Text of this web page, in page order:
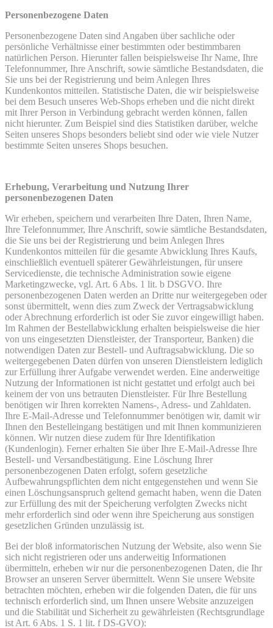
Personenbezogene Daten
Personenbezogene Daten sind Angaben über sachliche oder
persönliche Verhältnisse einer bestimmten oder bestimmbaren
natürlichen Person. Hierunter fallen beispielsweise Ihr Name, Ihre
Telefonnummer, Ihre Anschrift, sowie sämtliche Bestandsdaten, die
Sie uns bei der Registrierung und beim Anlegen Ihres
Kundenkontos mitteilen. Statistische Daten, die wir beispielsweise
bei dem Besuch unseres Web-Shops erheben und die nicht direkt
mit Ihrer Person in Verbindung gebracht werden können, fallen
nicht hierunter. Zum Beispiel sind dies Statistiken darüber, welche
Seiten unseres Shops besonders beliebt sind oder wie viele Nutzer
bestimmte Seiten unseres Shops besuchen.
Erhebung, Verarbeitung und Nutzung Ihrer
personenbezogenen Daten
Wir erheben, speichern und verarbeiten Ihre Daten, Ihren Name,
Ihre Telefonnummer, Ihre Anschrift, sowie sämtliche Bestandsdaten,
die Sie uns bei der Registrierung und beim Anlegen Ihres
Kundenkontos mitteilen für die gesamte Abwicklung Ihres Kaufs,
einschließlich eventuell späterer Gewährleistungen, für unsere
Servicedienste, die technische Administration sowie eigene
Marketingzwecke, vgl. Art. 6 Abs. 1 lit. b DSGVO. Ihre
personenbezogenen Daten werden an Dritte nur weitergegeben oder
sonst übermittelt, wenn dies zum Zweck der Vertragsabwicklung
oder Abrechnung erforderlich ist oder Sie zuvor eingewilligt haben.
Im Rahmen der Bestellabwicklung erhalten beispielsweise die hier
von uns eingesetzten Dienstleister, der Transporteur, Banken) die
notwendigen Daten zur Bestell- und Auftragsabwicklung. Die so
weitergegebenen Daten dürfen von unseren Dienstleistern lediglich
zur Erfüllung ihrer Aufgabe verwendet werden. Eine anderweitige
Nutzung der Informationen ist nicht gestattet und erfolgt auch bei
keinem der von uns betrauten Dienstleister. Für Ihre Bestellung
benötigen wir Ihren korrekten Namens-, Adress- und Zahldaten.
Ihre E-Mail-Adresse und Telefonnummer benötigen wir, damit wir
Ihnen den Bestelleingang bestätigen und mit Ihnen kommunizieren
können. Wir nutzen diese zudem für Ihre Identifikation
(Kundenlogin). Ferner erhalten Sie über Ihre E-Mail-Adresse Ihre
Bestell- und Versandbestätigung. Eine Löschung Ihrer
personenbezogenen Daten erfolgt, sofern gesetzliche
Aufbewahrungspflichten dem nicht entgegenstehen und wenn Sie
einen Löschungsanspruch geltend gemacht haben, wenn die Daten
zur Erfüllung des mit der Speicherung verfolgten Zwecks nicht
mehr erforderlich sind oder wenn ihre Speicherung aus sonstigen
gesetzlichen Gründen unzulässig ist.
Bei der bloß informatorischen Nutzung der Website, also wenn Sie
sich nicht registrieren oder uns anderweitig Informationen
übermitteln, erheben wir nur die personenbezogenen Daten, die Ihr
Browser an unseren Server übermittelt. Wenn Sie unsere Website
betrachten möchten, erheben wir die folgenden Daten, die für uns
technisch erforderlich sind, um Ihnen unsere Website anzuzeigen
und die Stabilität und Sicherheit zu gewährleisten (Rechtsgrundlage
ist Art. 6 Abs. 1 S. 1 lit. f DS-GVO):